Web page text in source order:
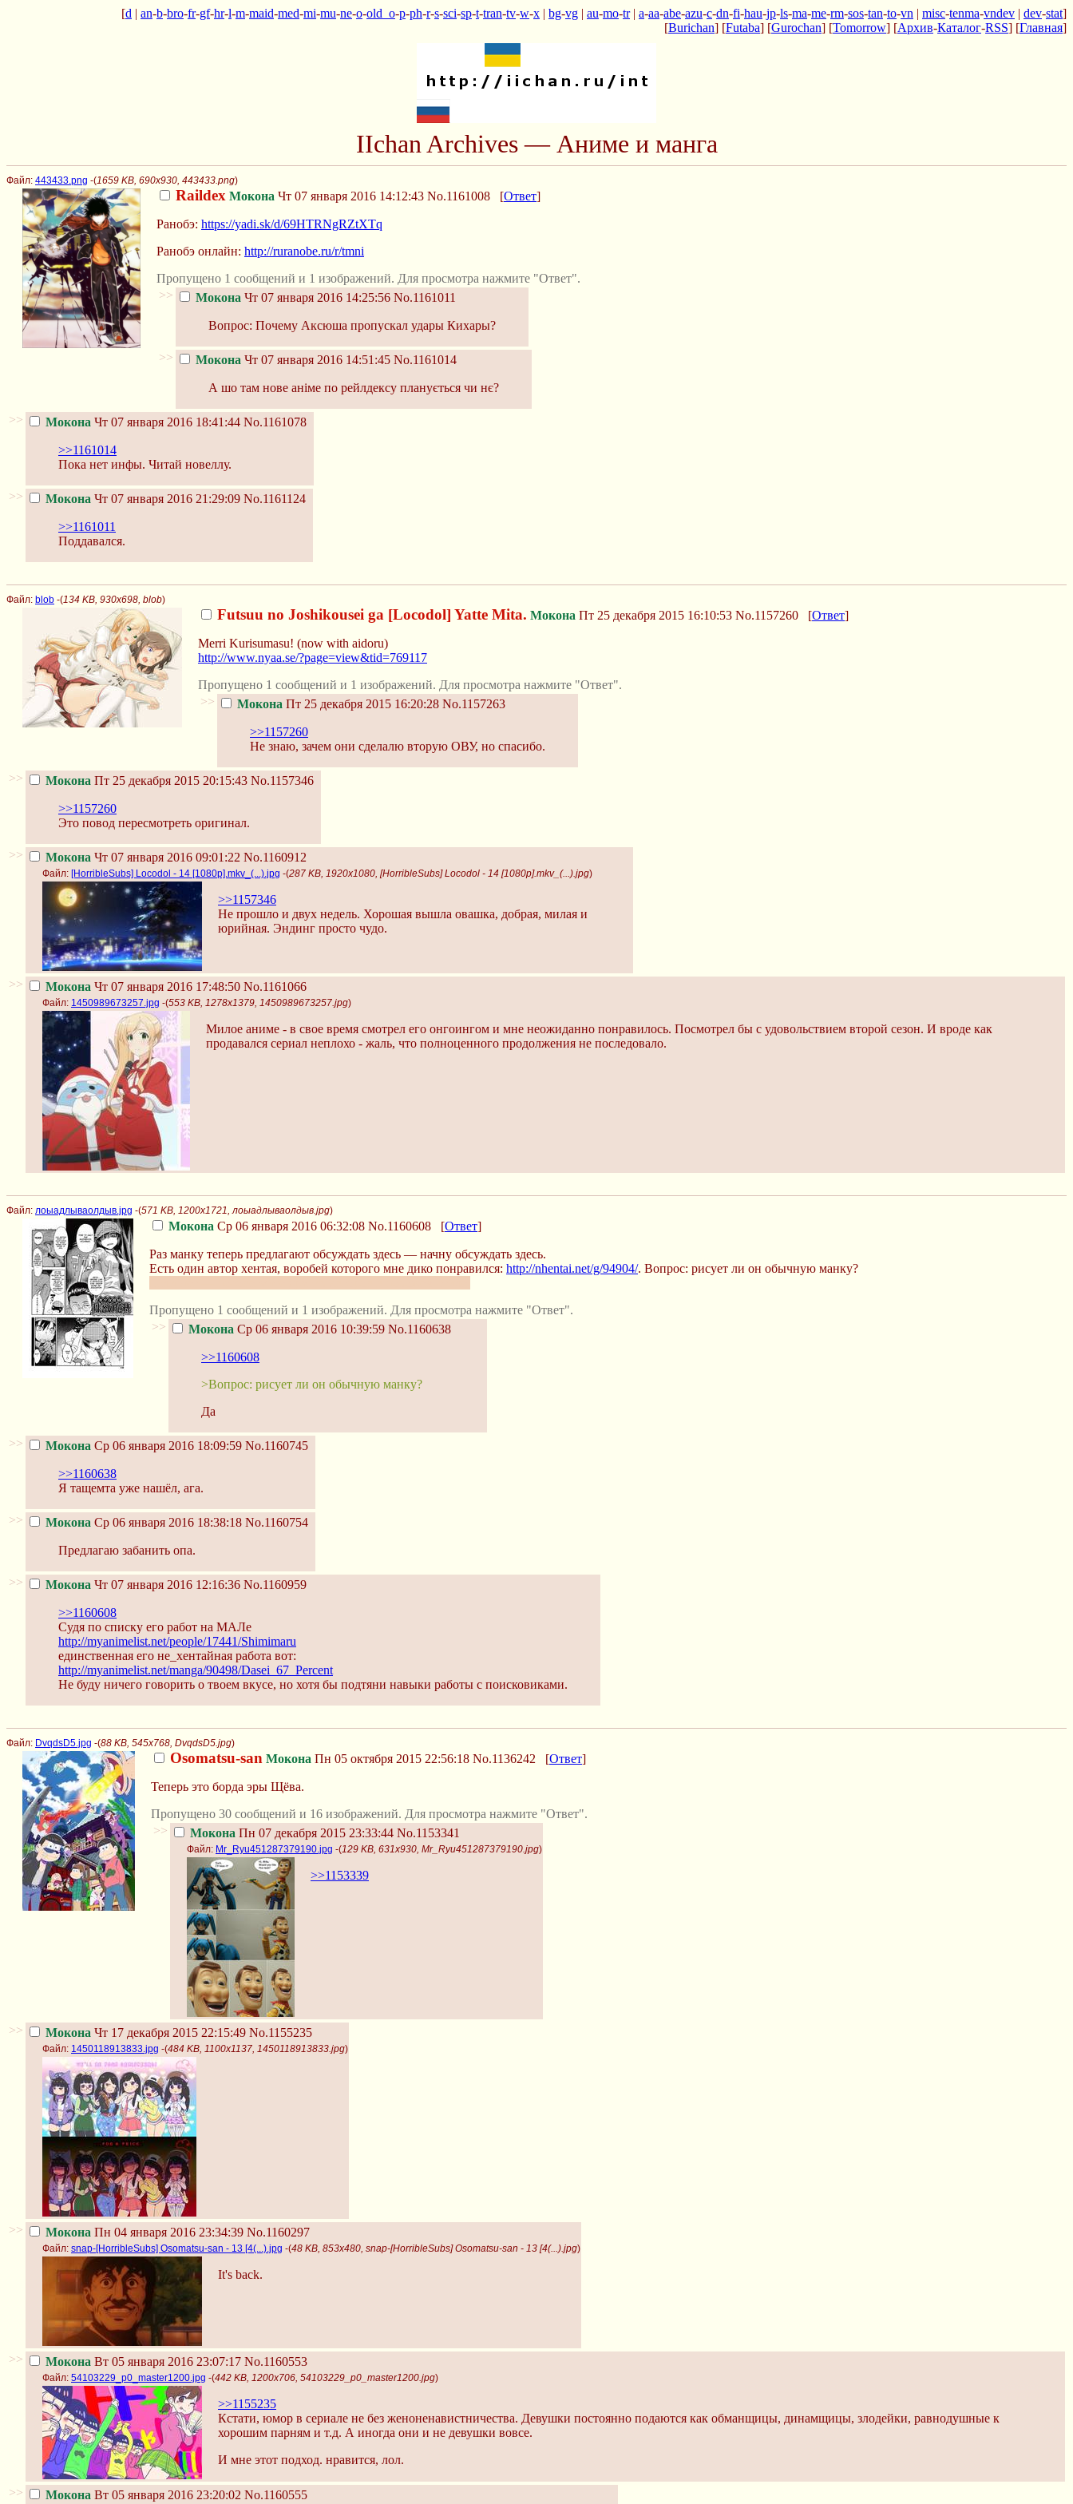
[d | an-b-bro-fr-gf-hr-l-m-maid-med-mi-mu-ne-o-old_o-p-ph-r-s-sci-sp-t-tran-tv-w-x | bg-vg | au-mo-tr| a-aa-abe-azu-c-dn-fi-hau-jp-ls-ma-me-rm-sos-tan-to-vn | misc-tenma-vndev | dev-stat]
[Burichan] [Futaba] [Gurochan] [Tomorrow] [Архив-Каталог-RSS] [Главная]
IIchan Archives — Аниме и манга
Файл: 443433.png -(1659 KB, 690x930, 443433.png)
Raildex Мокона Чт 07 января 2016 14:12:43 No.1161008 [Ответ]
Ранобэ: https://yadi.sk/d/69HTRNgRZtXTq
Ранобэ онлайн: http://ruranobe.ru/r/tmni
Пропущено 1 сообщений и 1 изображений. Для просмотра нажмите "Ответ".
>>
Мокона Чт 07 января 2016 14:25:56 No.1161011
Вопрос: Почему Аксюша пропускал удары Кихары?
>> Мокона Чт 07 января 2016 14:51:45 No.1161014
А шо там нове аніме по рейлдексу планується чи нє?
>> Мокона Чт 07 января 2016 18:41:44 No.1161078
>>1161014
Пока нет инфы. Читай новеллу.
>> Мокона Чт 07 января 2016 21:29:09 No.1161124
>>1161011
Поддавался.
Файл: blob -(134 KB, 930x698, blob)
Futsuu no Joshikousei ga [Locodol] Yatte Mita. Мокона Пт 25 декабря 2015 16:10:53 No.1157260 [Ответ]
Merri Kurisumasu! (now with aidoru)
http://www.nyaa.se/?page=view&tid=769117
Пропущено 1 сообщений и 1 изображений. Для просмотра нажмите "Ответ".
>>
Мокона Пт 25 декабря 2015 16:20:28 No.1157263
>>1157260
Не знаю, зачем они сделалю вторую ОВУ, но спасибо.
>> Мокона Пт 25 декабря 2015 20:15:43 No.1157346
>>1157260
Это повод пересмотреть оригинал.
>> Мокона Чт 07 января 2016 09:01:22 No.1160912
Файл: [HorribleSubs] Locodol - 14 [1080p].mkv_(...).jpg -(287 KB, 1920x1080, [HorribleSubs] Locodol - 14 [1080p].mkv_(...).jpg)
>>1157346
Не прошло и двух недель. Хорошая вышла овашка, добрая, милая и
юрийная. Эндинг просто чудо.
>> Мокона Чт 07 января 2016 17:48:50 No.1161066
Файл: 1450989673257.jpg -(553 KB, 1278x1379, 1450989673257.jpg)
Милое аниме - в свое время смотрел его онгоингом и мне неожиданно понравилось. Посмотрел бы с удовольствием второй сезон. И вроде как
продавался сериал неплохо - жаль, что полноценного продолжения не последовало.
Файл: лоыадлываолдыв.jpg -(571 KB, 1200x1721, лоыадлываолдыв.jpg)
Мокона Ср 06 января 2016 06:32:08 No.1160608 [Ответ]
Раз манку теперь предлагают обсуждать здесь — начну обсуждать здесь.
Есть один автор хентая, воробей которого мне дико понравился: http://nhentai.net/g/94904/. Вопрос: рисует ли он обычную манку?
Пропущено 1 сообщений и 1 изображений. Для просмотра нажмите "Ответ".
>>
Мокона Ср 06 января 2016 10:39:59 No.1160638
>>1160608
>Вопрос: рисует ли он обычную манку?
Да
>> Мокона Ср 06 января 2016 18:09:59 No.1160745
>>1160638
Я тащемта уже нашёл, ага.
>> Мокона Ср 06 января 2016 18:38:18 No.1160754
Предлагаю забанить опа.
>> Мокона Чт 07 января 2016 12:16:36 No.1160959
>>1160608
Судя по списку его работ на МАЛе
http://myanimelist.net/people/17441/Shimimaru
единственная его не_хентайная работа вот:
http://myanimelist.net/manga/90498/Dasei_67_Percent
Не буду ничего говорить о твоем вкусе, но хотя бы подтяни навыки работы с поисковиками.
Файл: DvqdsD5.jpg -(88 KB, 545x768, DvqdsD5.jpg)
Osomatsu-san Мокона Пн 05 октября 2015 22:56:18 No.1136242 [Ответ]
Теперь это борда эры Щёва.
Пропущено 30 сообщений и 16 изображений. Для просмотра нажмите "Ответ".
>>
Мокона Пн 07 декабря 2015 23:33:44 No.1153341
Файл: Mr_Ryu451287379190.jpg -(129 KB, 631x930, Mr_Ryu451287379190.jpg)
>>1153339
>> Мокона Чт 17 декабря 2015 22:15:49 No.1155235
Файл: 1450118913833.jpg -(484 KB, 1100x1137, 1450118913833.jpg)
>> Мокона Пн 04 января 2016 23:34:39 No.1160297
Файл: snap-[HorribleSubs] Osomatsu-san - 13 [4(...).jpg -(48 KB, 853x480, snap-[HorribleSubs] Osomatsu-san - 13 [4(...).jpg)
It's back.
>> Мокона Вт 05 января 2016 23:07:17 No.1160553
Файл: 54103229_p0_master1200.jpg -(442 KB, 1200x706, 54103229_p0_master1200.jpg)
>>1155235
Кстати, юмор в сериале не без женоненавистничества. Девушки постоянно подаются как обманщицы, динамщицы, злодейки, равнодушные к
хорошим парням и т.д. А иногда они и не девушки вовсе.
И мне этот подход. нравится, лол.
>> Мокона Вт 05 января 2016 23:20:02 No.1160555